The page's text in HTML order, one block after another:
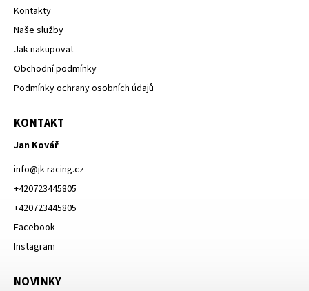
Kontakty
Naše služby
Jak nakupovat
Obchodní podmínky
Podmínky ochrany osobních údajů
KONTAKT
Jan Kovář
info@jk-racing.cz
+420723445805
+420723445805
Facebook
Instagram
NOVINKY